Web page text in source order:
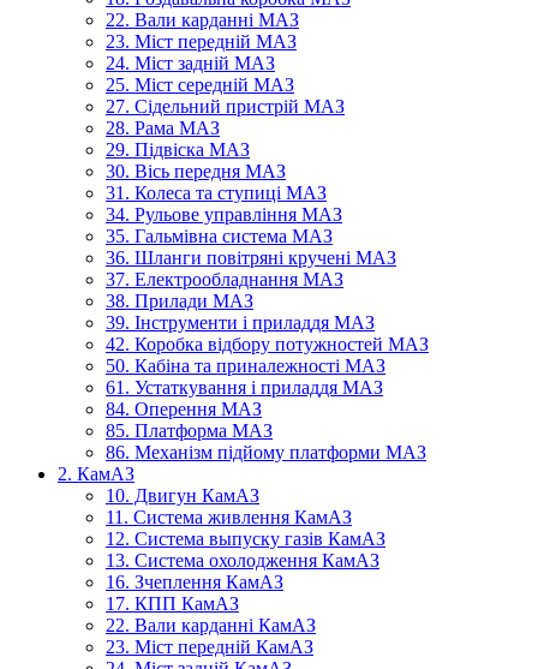
22. Вали карданні МАЗ
23. Міст передній МАЗ
24. Міст задній МАЗ
25. Міст середній МАЗ
27. Сідельний пристрій МАЗ
28. Рама МАЗ
29. Підвіска МАЗ
30. Вісь передня МАЗ
31. Колеса та ступиці МАЗ
34. Рульове управління МАЗ
35. Гальмівна система МАЗ
36. Шланги повітряні кручені МАЗ
37. Електрообладнання МАЗ
38. Прилади МАЗ
39. Інструменти і приладдя МАЗ
42. Коробка відбору потужностей МАЗ
50. Кабіна та приналежності МАЗ
61. Устаткування і приладдя МАЗ
84. Оперення МАЗ
85. Платформа МАЗ
86. Механізм підйому платформи МАЗ
2. КамАЗ
10. Двигун КамАЗ
11. Система живлення КамАЗ
12. Система выпуску газів КамАЗ
13. Система охолодження КамАЗ
16. Зчеплення КамАЗ
17. КПП КамАЗ
22. Вали карданні КамАЗ
23. Міст передній КамАЗ